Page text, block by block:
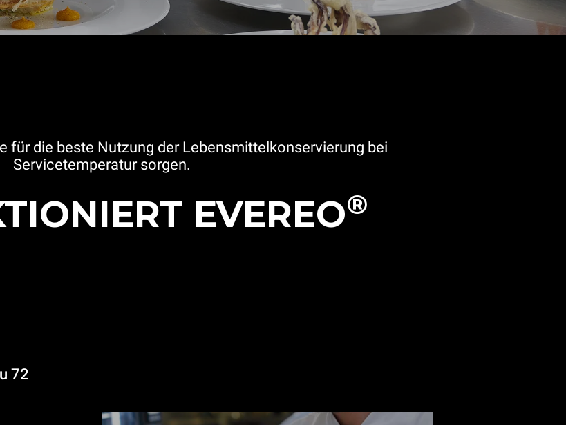
für die beste Nutzung der Lebensmittelkonservierung bei
Servicetemperatur sorgen.
EVEREO®
72